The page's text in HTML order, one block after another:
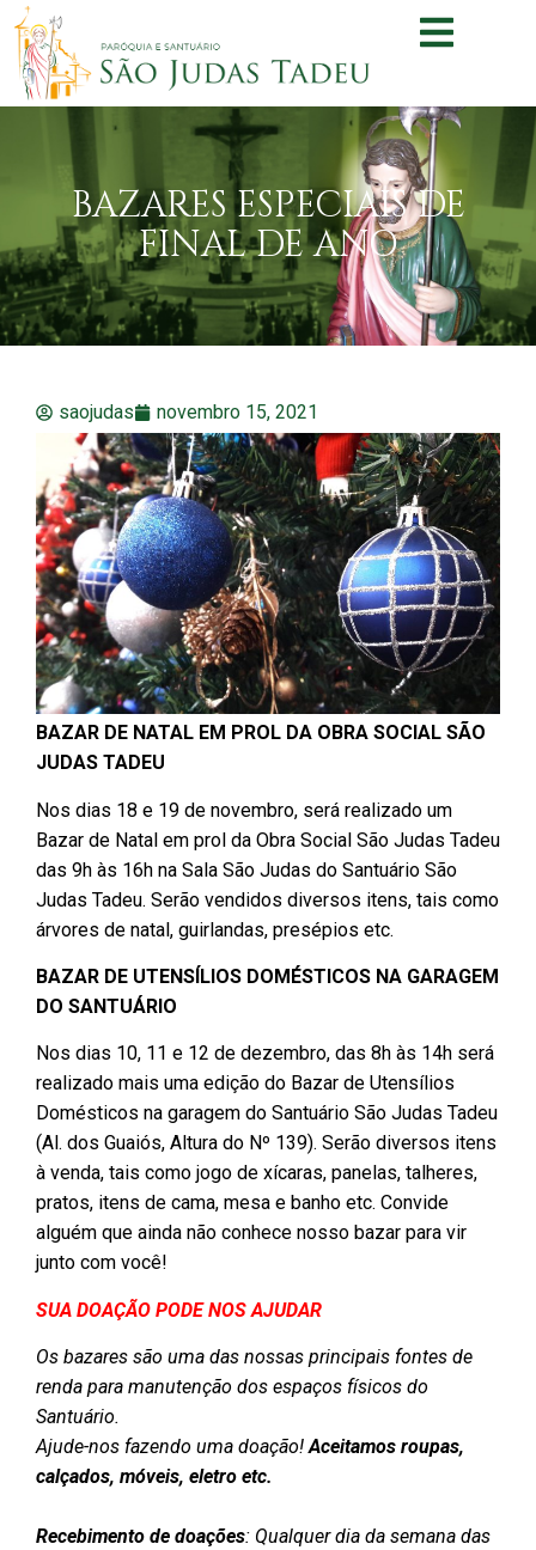
BAZARES ESPECIAIS DE
FINAL DE ANO
saojudas novembro 15, 2021
BAZAR DE NATAL EM PROL DA OBRA SOCIAL SÃO
JUDAS TADEU
Nos dias 18 e 19 de novembro, será realizado um
Bazar de Natal em prol da Obra Social São Judas Tadeu
das 9h às 16h na Sala São Judas do Santuário São
Judas Tadeu. Serão vendidos diversos itens, tais como
árvores de natal, guirlandas, presépios etc.
BAZAR DE UTENSÍLIOS DOMÉSTICOS NA GARAGEM
DO SANTUÁRIO
Nos dias 10, 11 e 12 de dezembro, das 8h às 14h será
realizado mais uma edição do Bazar de Utensílios
Domésticos na garagem do Santuário São Judas Tadeu
(Al. dos Guaiós, Altura do Nº 139). Serão diversos itens
à venda, tais como jogo de xícaras, panelas, talheres,
pratos, itens de cama, mesa e banho etc. Convide
alguém que ainda não conhece nosso bazar para vir
junto com você!
SUA DOAÇÃO PODE NOS AJUDAR
Os bazares são uma das nossas principais fontes de
renda para manutenção dos espaços físicos do
Santuário.
Ajude-nos fazendo uma doação!Aceitamos roupas,
calçados, móveis, eletro etc.
Recebimento de doações: Qualquer dia da semana das